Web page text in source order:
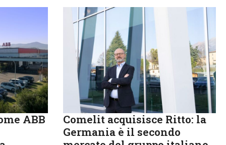
ABB
Comelit acquisisce Ritto: la
Germania è il secondo